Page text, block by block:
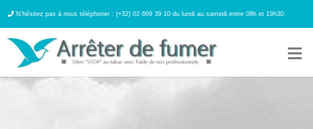
N’hésitez pas à nous téléphoner : (+32) 02 669 39 10 du lundi au samedi entre 08h et 19h30.